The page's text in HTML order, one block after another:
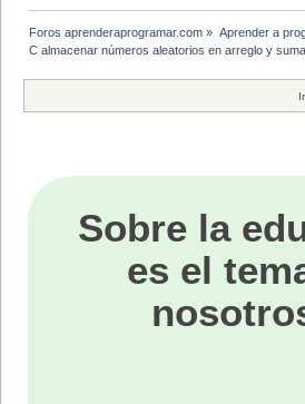
}
void
{
Foros aprenderaprogramar.com » Aprender a
C almacenar números aleatorios en arreglo y
Sobre la
es el